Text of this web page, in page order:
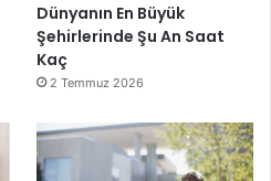
Dünyanın En Büyük
Şehirlerinde Şu An Saat
Kaç
2 Temmuz 2026